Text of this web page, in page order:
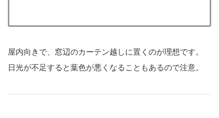
屋内向きで、窓辺のカーテン越しに置くのが理想です。
日光が不足すると葉色が悪くなることもあるので注意。